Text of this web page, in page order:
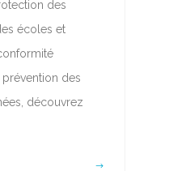
des
écoles et
des
découvrez